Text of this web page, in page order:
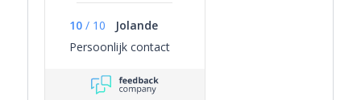
10 / 10
Jolande
Persoonlijk contact